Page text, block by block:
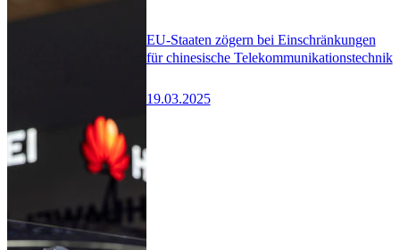
EU-Staaten zögern bei Einschränkungen
für chinesische Telekommunikationstechnik
19.03.2025